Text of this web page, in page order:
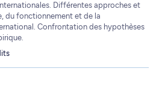
Différentes approches et
du fonctionnement et de la
Confrontation des hypothèses